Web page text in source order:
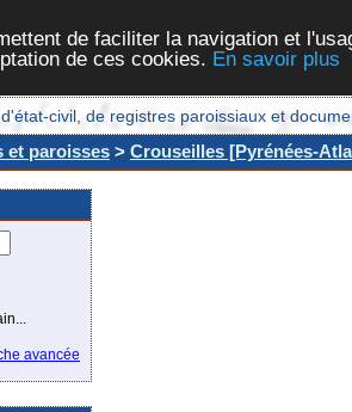
de faciliter la navigation et
de ces cookies. En savoir plus
civil, de registres paroissiaux et
et paroisses > Crouseilles [Pyrénées-
avancée